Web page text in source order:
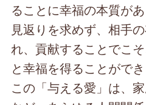
ることに幸福の本質が
見返りを求めず、相手
れ、貢献することでこ
と幸福を得ることができ
この「与える愛」は、